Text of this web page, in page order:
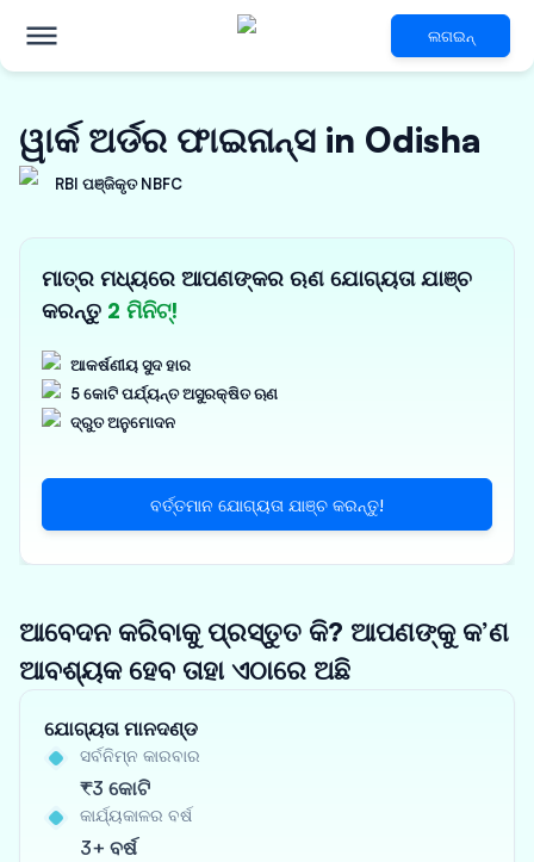
ଲଗଇନ୍
ୱାର୍କ ଅର୍ଡର ଫାଇନାନ୍ସ in Odisha
RBI ପଞ୍ଜିକୃତ NBFC
ମାତ୍ର ମଧ୍ୟରେ ଆପଣଙ୍କର ଋଣ ଯୋଗ୍ୟତା ଯାଞ୍ଚ
କରନ୍ତୁ 2 ମିନିଟ୍!
ଆକର୍ଷଣୀୟ ସୁଦ ହାର
5 କୋଟି ପର୍ଯ୍ୟନ୍ତ ଅସୁରକ୍ଷିତ ଋଣ
ଦ୍ରୁତ ଅନୁମୋଦନ
ବର୍ତ୍ତମାନ ଯୋଗ୍ୟତା ଯାଞ୍ଚ କରନ୍ତୁ!
ଆବେଦନ କରିବାକୁ ପ୍ରସ୍ତୁତ କି? ଆପଣଙ୍କୁ କ’ଣ
ଆବଶ୍ୟକ ହେବ ତାହା ଏଠାରେ ଅଛି
ଯୋଗ୍ୟତା ମାନଦଣ୍ଡ
ସର୍ବନିମ୍ନ କାରବାର
₹3 କୋଟି
କାର୍ଯ୍ୟକାଳର ବର୍ଷ
3+ ବର୍ଷ